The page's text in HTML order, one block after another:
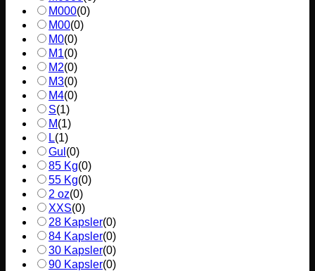
M000(0)
M00(0)
M0(0)
M1(0)
M2(0)
M3(0)
M4(0)
S(1)
M(1)
L(1)
Gul (0)
85 Kg(0)
55 Kg(0)
2 oz(0)
XXS(0)
28 Kapsler(0)
84 Kapsler(0)
30 Kapsler(0)
90 Kapsler(0)